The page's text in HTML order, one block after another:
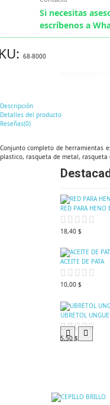
Si necesitas
escríbenos a
68-8000
Descripción
Detalles del producto
Reseñas(0)
Conjunto completo de herramientas
plastico, rasqueta de metal, rasqueta
RED PARA HENO
18,40 $
ACEITE DE PATA
10,00 $
UBRETOL
5,50 $